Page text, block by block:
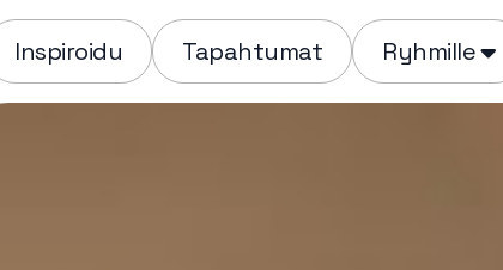
Inspiroidu Tapahtumat Ryhmille